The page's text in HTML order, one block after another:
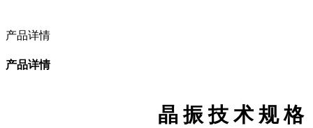
产品详情
产品详情
晶 振 技 术 规 格